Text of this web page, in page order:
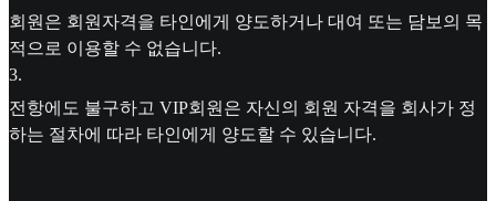
회원은 회원자격을 타인에게 양도하거나 대여 또는 담보의 목
적으로 이용할 수 없습니다.
3.
전항에도 불구하고 VIP회원은 자신의 회원 자격을 회사가 정
하는 절차에 따라 타인에게 양도할 수 있습니다.